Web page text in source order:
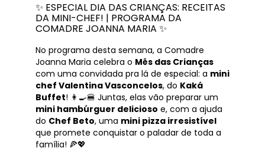
✨ ESPECIAL DIA DAS CRIANÇAS: RECEITAS
DA MINI-CHEF! | PROGRAMA DA
COMADRE JOANNA MARIA ✨
No programa desta semana, a Comadre
Joanna Maria celebra o Mês das Crianças
com uma convidada pra lá de especial: a mini
chef Valentina Vasconcelos, do Kaká
Buffet! 👩‍🍳🍔 Juntas, elas vão preparar um
mini hambúrguer delicioso e, com a ajuda
do Chef Beto, uma mini pizza irresistível
que promete conquistar o paladar de toda a
família! 🍕💖